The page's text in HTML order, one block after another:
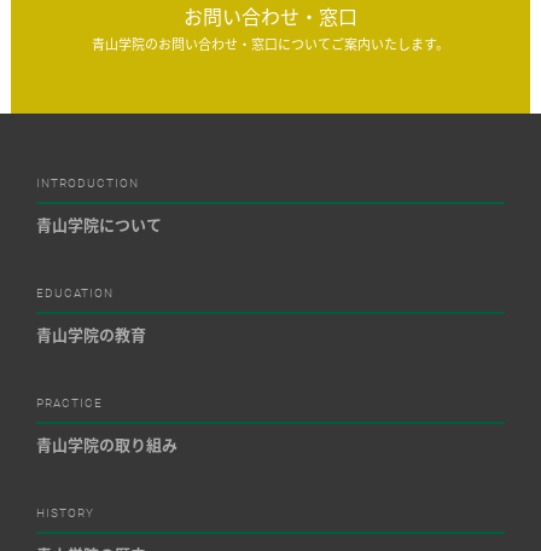
お問い合わせ・窓口
青山学院のお問い合わせ・窓口についてご案内いたします。
INTRODUCTION
青山学院について
EDUCATION
青山学院の教育
PRACTICE
青山学院の取り組み
HISTORY